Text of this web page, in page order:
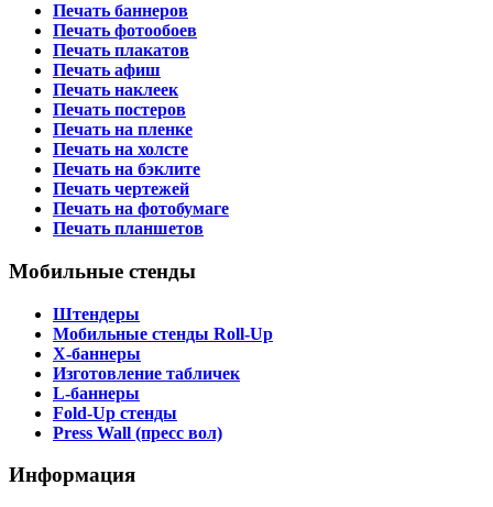
Печать баннеров
Печать фотообоев
Печать плакатов
Печать афиш
Печать наклеек
Печать постеров
Печать на пленке
Печать на холсте
Печать на бэклите
Печать чертежей
Печать на фотобумаге
Печать планшетов
Мобильные стенды
Штендеры
Мобильные стенды Roll-Up
X-баннеры
Изготовление табличек
L-баннеры
Fold-Up стенды
Press Wall (пресс вол)
Информация